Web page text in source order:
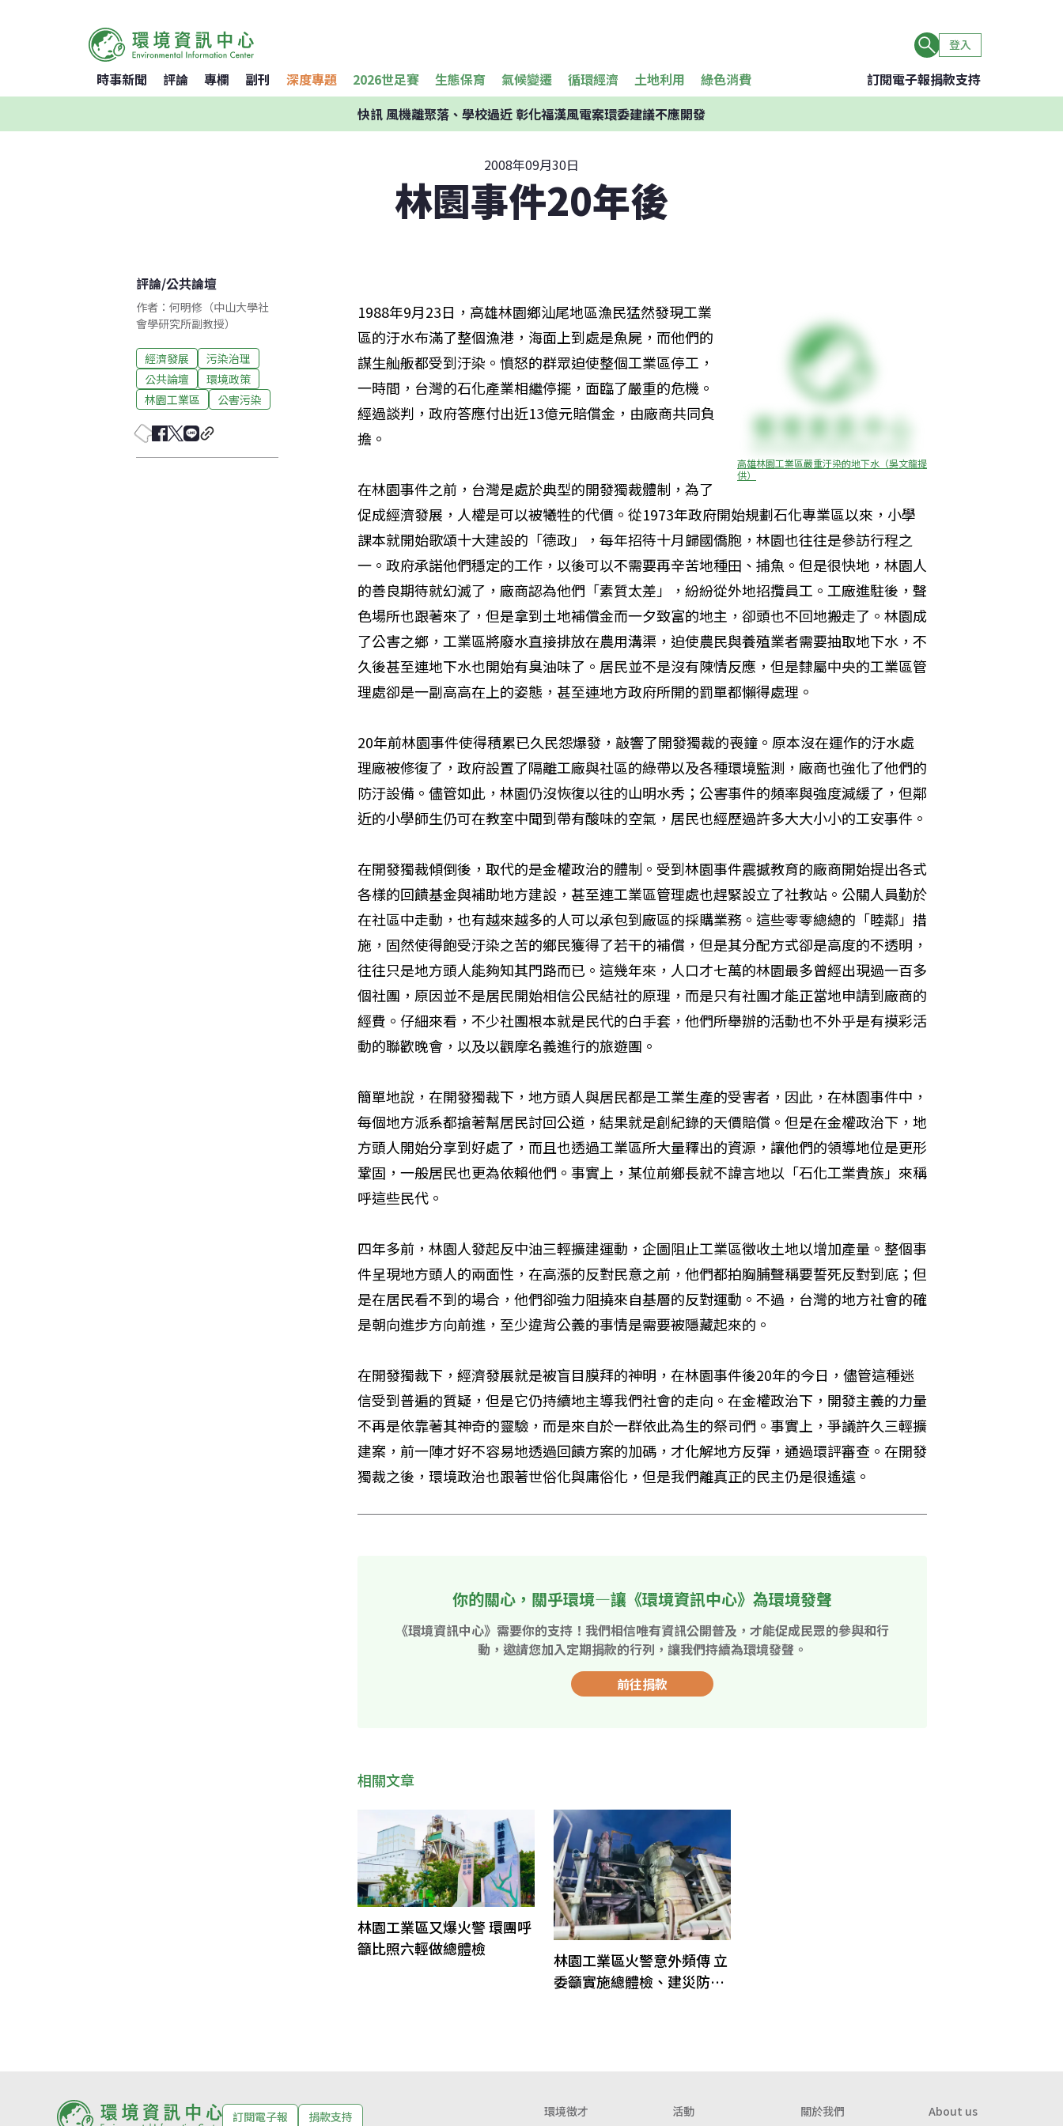
登入
時事新聞 評論 專欄 副刊 深度專題 2026世足賽 生態保育 氣候變遷 循環經濟 土地利用 綠色消費 訂閱電子報捐款支持
快訊風機離聚落、學校過近 彰化福漢風電案環委建議不應開發
2008年09月30日
林園事件20年後
評論/公共論壇
作者：何明修（中山大學社
會學研究所副教授）
經濟發展
污染治理
公共論壇
環境政策
林園工業區
公害污染
高雄林園工業區嚴重汙染的地下水（吳文龍提
供）
1988年9月23日，高雄林園鄉汕尾地區漁民猛然發現工業
區的汙水布滿了整個漁港，海面上到處是魚屍，而他們的
謀生舢舨都受到汙染。憤怒的群眾迫使整個工業區停工，
一時間，台灣的石化產業相繼停擺，面臨了嚴重的危機。
經過談判，政府答應付出近13億元賠償金，由廠商共同負
擔。
在林園事件之前，台灣是處於典型的開發獨裁體制，為了
促成經濟發展，人權是可以被犧牲的代價。從1973年政府開始規劃石化專業區以來，小學
課本就開始歌頌十大建設的「德政」，每年招待十月歸國僑胞，林園也往往是參訪行程之
一。政府承諾他們穩定的工作，以後可以不需要再辛苦地種田、捕魚。但是很快地，林園人
的善良期待就幻滅了，廠商認為他們「素質太差」，紛紛從外地招攬員工。工廠進駐後，聲
色場所也跟著來了，但是拿到土地補償金而一夕致富的地主，卻頭也不回地搬走了。林園成
了公害之鄉，工業區將廢水直接排放在農用溝渠，迫使農民與養殖業者需要抽取地下水，不
久後甚至連地下水也開始有臭油味了。居民並不是沒有陳情反應，但是隸屬中央的工業區管
理處卻是一副高高在上的姿態，甚至連地方政府所開的罰單都懶得處理。
20年前林園事件使得積累已久民怨爆發，敲響了開發獨裁的喪鐘。原本沒在運作的汙水處
理廠被修復了，政府設置了隔離工廠與社區的綠帶以及各種環境監測，廠商也強化了他們的
防汙設備。儘管如此，林園仍沒恢復以往的山明水秀；公害事件的頻率與強度減緩了，但鄰
近的小學師生仍可在教室中聞到帶有酸味的空氣，居民也經歷過許多大大小小的工安事件。
在開發獨裁傾倒後，取代的是金權政治的體制。受到林園事件震撼教育的廠商開始提出各式
各樣的回饋基金與補助地方建設，甚至連工業區管理處也趕緊設立了社教站。公關人員勤於
在社區中走動，也有越來越多的人可以承包到廠區的採購業務。這些零零總總的「睦鄰」措
施，固然使得飽受汙染之苦的鄉民獲得了若干的補償，但是其分配方式卻是高度的不透明，
往往只是地方頭人能夠知其門路而已。這幾年來，人口才七萬的林園最多曾經出現過一百多
個社團，原因並不是居民開始相信公民結社的原理，而是只有社團才能正當地申請到廠商的
經費。仔細來看，不少社團根本就是民代的白手套，他們所舉辦的活動也不外乎是有摸彩活
動的聯歡晚會，以及以觀摩名義進行的旅遊團。
簡單地說，在開發獨裁下，地方頭人與居民都是工業生產的受害者，因此，在林園事件中，
每個地方派系都搶著幫居民討回公道，結果就是創紀錄的天價賠償。但是在金權政治下，地
方頭人開始分享到好處了，而且也透過工業區所大量釋出的資源，讓他們的領導地位是更形
鞏固，一般居民也更為依賴他們。事實上，某位前鄉長就不諱言地以「石化工業貴族」來稱
呼這些民代。
四年多前，林園人發起反中油三輕擴建運動，企圖阻止工業區徵收土地以增加產量。整個事
件呈現地方頭人的兩面性，在高漲的反對民意之前，他們都拍胸脯聲稱要誓死反對到底；但
是在居民看不到的場合，他們卻強力阻撓來自基層的反對運動。不過，台灣的地方社會的確
是朝向進步方向前進，至少違背公義的事情是需要被隱藏起來的。
在開發獨裁下，經濟發展就是被盲目膜拜的神明，在林園事件後20年的今日，儘管這種迷
信受到普遍的質疑，但是它仍持續地主導我們社會的走向。在金權政治下，開發主義的力量
不再是依靠著其神奇的靈驗，而是來自於一群依此為生的祭司們。事實上，爭議許久三輕擴
建案，前一陣才好不容易地透過回饋方案的加碼，才化解地方反彈，通過環評審查。在開發
獨裁之後，環境政治也跟著世俗化與庸俗化，但是我們離真正的民主仍是很遙遠。
你的關心，關乎環境—讓《環境資訊中心》為環境發聲
《環境資訊中心》需要你的支持！我們相信唯有資訊公開普及，才能促成民眾的參與和行
動，邀請您加入定期捐款的行列，讓我們持續為環境發聲。
前往捐款
相關文章
林園工業區又爆火警 環團呼
籲比照六輕做總體檢
林園工業區火警意外頻傳 立
委籲實施總體檢、建災防簡
訂閱電子報 捐款支持 環境徵才 活動 關於我們
About us